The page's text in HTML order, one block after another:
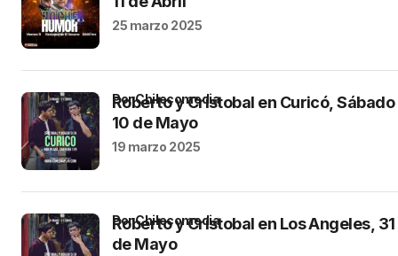
25 marzo 2025
Roberto y Cristobal en Curicó, Sábado
10 de Mayo
por Chilecomedia
19 marzo 2025
Roberto y Cristobal en Los Angeles, 31
de Mayo
por Chilecomedia